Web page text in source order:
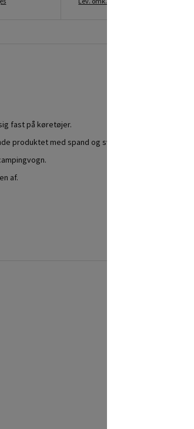
fast på køretøjer.
produktet med spand og svamp eller mikrofiberklud.
af.